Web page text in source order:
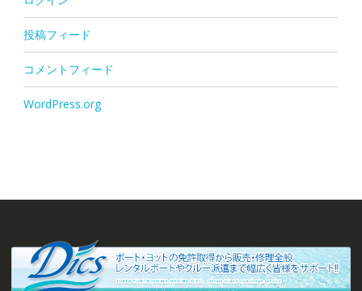
投稿フィード
コメントフィード
WordPress.org